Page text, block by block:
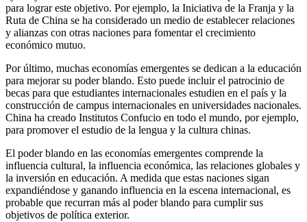
para lograr este objetivo. Por ejemplo, la Iniciativa de la Franja y la
Ruta de China se ha considerado un medio de establecer relaciones
y alianzas con otras naciones para fomentar el crecimiento
económico mutuo.
Por último, muchas economías emergentes se dedican a la educación
para mejorar su poder blando. Esto puede incluir el patrocinio de
becas para que estudiantes internacionales estudien en el país y la
construcción de campus internacionales en universidades nacionales.
China ha creado Institutos Confucio en todo el mundo, por ejemplo,
para promover el estudio de la lengua y la cultura chinas.
El poder blando en las economías emergentes comprende la
influencia cultural, la influencia económica, las relaciones globales y
la inversión en educación. A medida que estas naciones sigan
expandiéndose y ganando influencia en la escena internacional, es
probable que recurran más al poder blando para cumplir sus
objetivos de política exterior.